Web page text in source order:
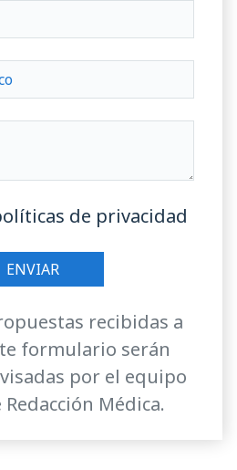
de privacidad
recibidas a
formulario serán
por el equipo
Médica.